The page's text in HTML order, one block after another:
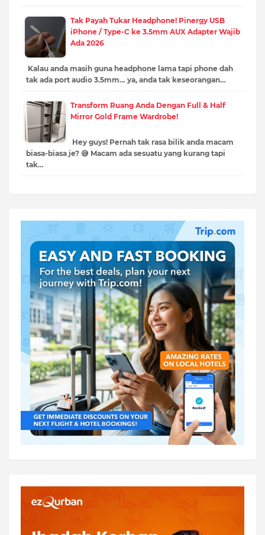
Tak Payah Tukar Headphone! Pinergy USB
iPhone / Type-C ke 3.5mm AUX Adapter Wajib
Ada 2026
Kalau anda masih guna headphone lama tapi phone dah
tak ada port audio 3.5mm… ya, anda tak keseorangan…
Transform Ruang Anda Dengan Full & Half
Mirror Gold Frame Wardrobe!
Hey guys! Pernah tak rasa bilik anda macam
biasa-biasa je? 😅 Macam ada sesuatu yang kurang tapi
tak…